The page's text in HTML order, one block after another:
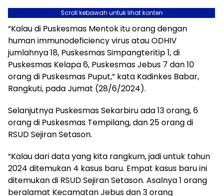
Scroll kebawah untuk lihat konten
“Kalau di Puskesmas Mentok itu orang dengan
human immunodeficiency virus atau ODHIV
jumlahnya 18, Puskesmas Simpangteritip 1, di
Puskesmas Kelapa 6, Puskesmas Jebus 7 dan 10
orang di Puskesmas Puput,” kata Kadinkes Babar,
Rangkuti, pada Jumat (28/6/2024).
Selanjutnya Puskesmas Sekarbiru ada 13 orang, 6
orang di Puskesmas Tempilang, dan 25 orang di
RSUD Sejiran Setason.
“Kalau dari data yang kita rangkum, jadi untuk tahun
2024 ditemukan 4 kasus baru. Empat kasus baru ini
ditemukan di RSUD Sejiran Setason. Asalnya 1 orang
beralamat Kecamatan Jebus dan 3 orang